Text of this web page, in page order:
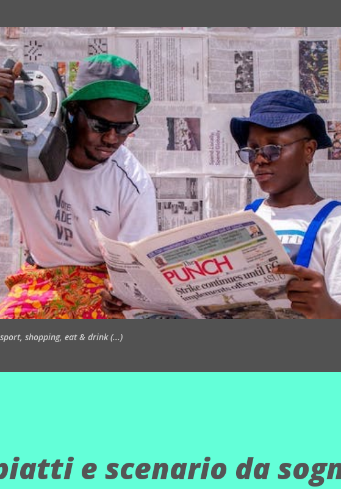
shopping, eat & drink (...)
e scenario da